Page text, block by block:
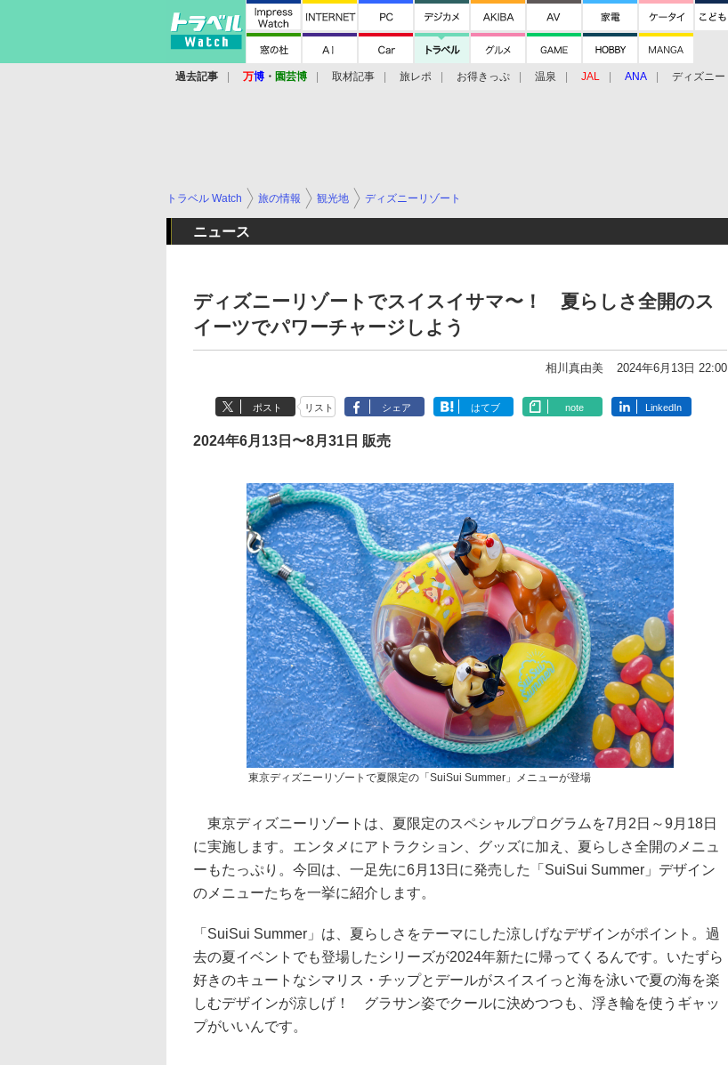
過去記事 万博 ・ 園芸博 取材記事 旅レポ お得きっぷ 温泉 JAL ANA ディズニー
トラベル Watch 旅の情報 観光地 ディズニーリゾート
ニュース
ディズニーリゾートでスイスイサマ〜！ 夏らしさ全開のス
イーツでパワーチャージしよう
相川真由美 2024年6月13日 22:00
ポスト リスト シェア はてブ note LinkedIn
2024年6月13日〜8月31日 販売
東京ディズニーリゾートで夏限定の「SuiSui Summer」メニューが登場
東京ディズニーリゾートは、夏限定のスペシャルプログラムを7月2日～9月18日
に実施します。エンタメにアトラクション、グッズに加え、夏らしさ全開のメニュ
ーもたっぷり。今回は、一足先に6月13日に発売した「SuiSui Summer」デザイン
のメニューたちを一挙に紹介します。
「SuiSui Summer」は、夏らしさをテーマにした涼しげなデザインがポイント。過
去の夏イベントでも登場したシリーズが2024年新たに帰ってくるんです。いたずら
好きのキュートなシマリス・チップとデールがスイスイっと海を泳いで夏の海を楽
しむデザインが涼しげ！ グラサン姿でクールに決めつつも、浮き輪を使うギャッ
プがいいんです。